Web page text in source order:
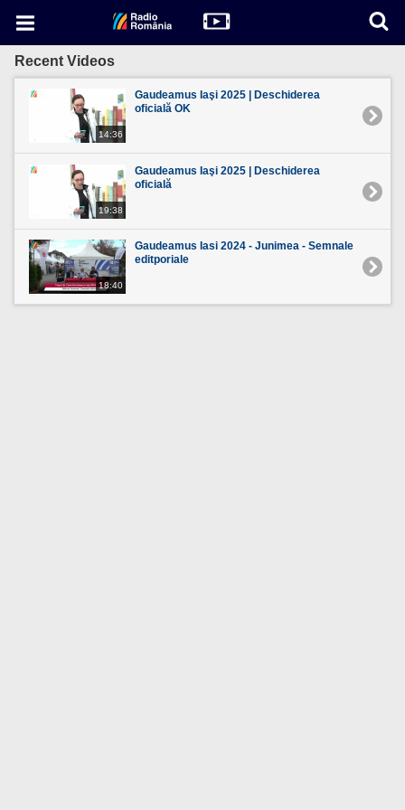
Recent Videos
14:36
Gaudeamus Iaşi 2025 | Deschiderea
oficială OK
19:38
Gaudeamus Iaşi 2025 | Deschiderea
oficială
18:40
Gaudeamus Iasi 2024 - Junimea - Semnale
editporiale